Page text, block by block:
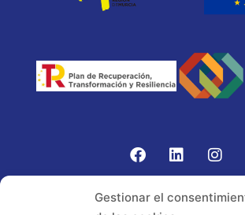
Gestionar el